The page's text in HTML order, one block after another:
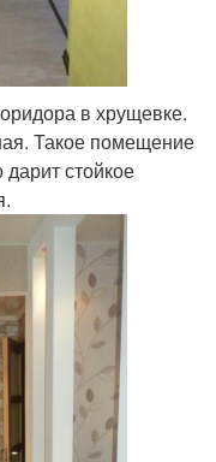
в хрущевке.
Такое помещение
стойкое